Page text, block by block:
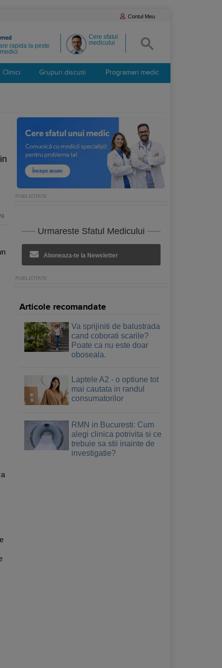
Contul Meu
Cere sfatul
medicului
rapida la peste
Clinici Grupuri discutii Programari medic
Urmareste Sfatul Medicului
Aboneaza-te la Newsletter
Articole recomandate
Va sprijiniti de balustrada
cand coborati scarile?
Poate ca nu este doar
oboseala.
Laptele A2 - o optiune tot
mai cautata in randul
consumatorilor
RMN in Bucuresti: Cum
alegi clinica potrivita si ce
trebuie sa stii inainte de
investigatie?